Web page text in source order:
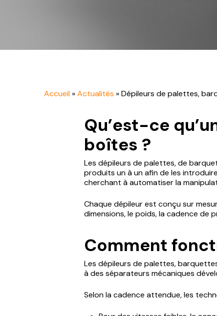
Accueil »Actualités »Dépileurs de palettes,
Qu’est-ce
boîtes ?
Les dépileurs de palettes, de
produits un à un afin de les
cherchant à automatiser la
Chaque dépileur est conçu sur
dimensions, le poids, la cadence de
Comment
Les dépileurs de palettes,
à des séparateurs mécaniques
Selon la cadence attendue, les